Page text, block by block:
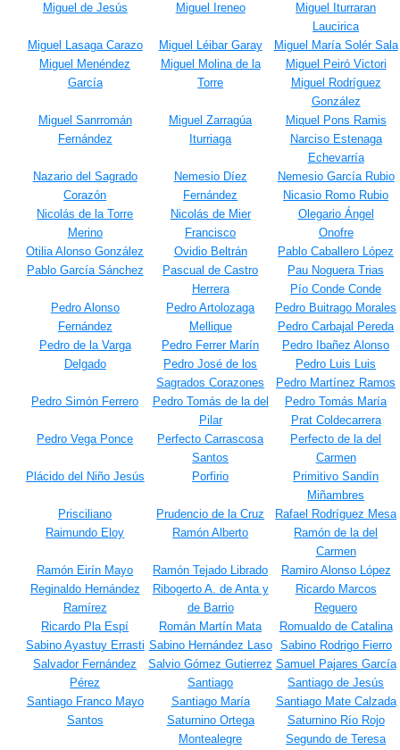
Miguel de Jesús
Miguel Ireneo
Miguel Iturraran
Laucirica
Miguel Lasaga Carazo
Miguel Léibar Garay
Miguel María Solér Sala
Miguel Menéndez
García
Miguel Molina de la
Torre
Miguel Peiró Victori
Miguel Rodríguez
González
Miguel Sanrromán
Fernández
Miguel Zarragúa
Iturriaga
Miquel Pons Ramis
Narciso Estenaga
Echevarría
Nazario del Sagrado
Corazón
Nemesio Díez
Fernández
Nemesio García Rubio
Nicasio Romo Rubio
Nicolás de la Torre
Merino
Nicolás de Mier
Francisco
Olegario Ángel
Onofre
Otilia Alonso González
Ovidio Beltrán
Pablo Caballero López
Pablo García Sánchez
Pascual de Castro
Herrera
Pau Noguera Trias
Pío Conde Conde
Pedro Alonso
Fernández
Pedro Artolozaga
Mellique
Pedro Buitrago Morales
Pedro Carbajal Pereda
Pedro de la Varga
Delgado
Pedro Ferrer Marín
Pedro Ibañez Alonso
Pedro José de los
Sagrados Corazones
Pedro Luis Luis
Pedro Martínez Ramos
Pedro Simón Ferrero
Pedro Tomás de la del
Pilar
Pedro Tomás María
Prat Coldecarrera
Pedro Vega Ponce
Perfecto Carrascosa
Santos
Perfecto de la del
Carmen
Plácido del Niño Jesús
Porfirio
Primitivo Sandín
Miñambres
Prisciliano
Prudencio de la Cruz
Rafael Rodríguez Mesa
Raimundo Eloy
Ramón Alberto
Ramón de la del
Carmen
Ramón Eirín Mayo
Ramón Tejado Librado
Ramiro Alonso López
Reginaldo Hernández
Ramírez
Ribogerto A. de Anta y
de Barrio
Ricardo Marcos
Reguero
Ricardo Pla Espí
Román Martín Mata
Romualdo de Catalina
Sabino Ayastuy Errasti Sabino Hernández Laso
Sabino Rodrigo Fierro
Salvador Fernández
Pérez
Salvio Gómez Gutierrez Samuel Pajares García
Santiago
Santiago de Jesús
Santiago Franco Mayo
Santiago María
Santiago Mate Calzada
Santos
Saturnino Ortega
Montealegre
Saturnino Río Rojo
Segundo de Teresa